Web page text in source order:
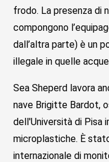
frodo. La presenza di
compongono
dall’altra parte) è un
illegale in quelle
Sea Sheperd lavora
nave Brigitte Bardot,
dell'Università di Pisa
microplastiche. È
internazionale di